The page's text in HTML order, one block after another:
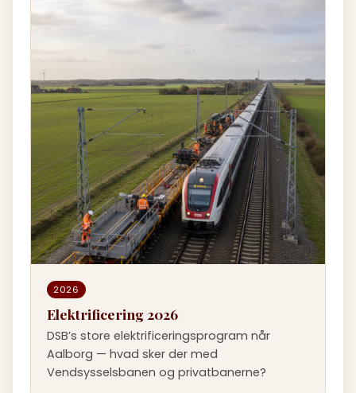
2026
Elektrificering 2026
DSB’s store elektrificeringsprogram når
Aalborg — hvad sker der med
Vendsysselsbanen og privatbanerne?